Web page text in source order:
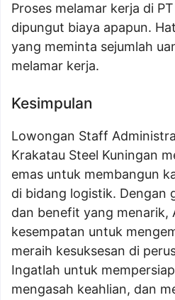
Proses melamar kerja di
dipungut biaya apapun.
yang meminta sejumlah
melamar kerja.
Kesimpulan
Lowongan Staff
Krakatau Steel Kuningan
emas untuk membangun
di bidang logistik. Dengan
dan benefit yang menarik,
kesempatan untuk
meraih kesuksesan di
Ingatlah untuk
mengasah keahlian, dan